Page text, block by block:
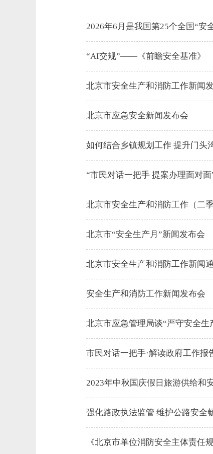
2026年6月是我国第25个全国“安
“AI交规”——《前瞻安全基准》
北京市安全生产和消防工作新闻
北京市应急安全新闻发布会
如何结合乡镇规划工作 提升门头
“市民对话一把手 提案办理面对
北京市安全生产和消防工作（二
北京市“安全生产月”新闻发布会
北京市安全生产和消防工作新闻
安全生产和消防工作新闻发布会
北京市应急管理局谈“严守安全生
市民对话一把手·解读政府工作
2023年中秋国庆假日旅游供给和
强化路政执法监管 维护公路安全
《北京市单位消防安全主体责任